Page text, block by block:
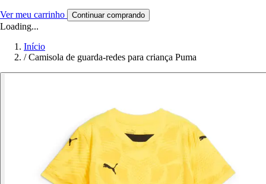
Ver meu carrinho Continuar comprando
Loading...
Início
/ Camisola de guarda-redes para criança Puma